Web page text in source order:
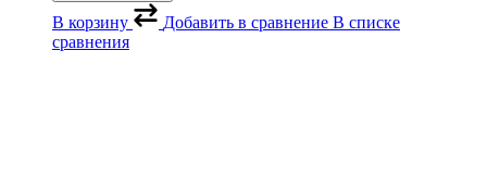
В корзину Добавить в сравнение В списке
сравнения